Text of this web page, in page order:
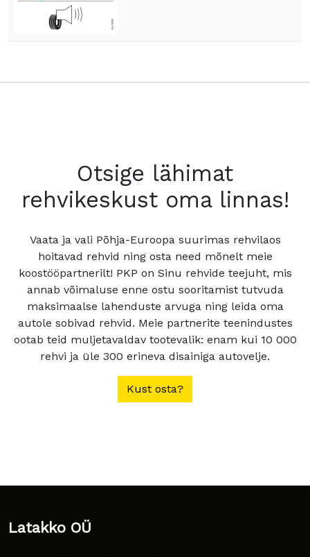
Otsige lähimat
rehvikeskust oma linnas!
Vaata ja vali Põhja-Euroopa suurimas rehvilaos
hoitavad rehvid ning osta need mõnelt meie
koostööpartnerilt! PKP on Sinu rehvide teejuht, mis
annab võimaluse enne ostu sooritamist tutvuda
maksimaalse lahenduste arvuga ning leida oma
autole sobivad rehvid. Meie partnerite teenindustes
ootab teid muljetavaldav tootevalik: enam kui 10 000
rehvi ja üle 300 erineva disainiga autovelje.
Kust osta?
Latakko OÜ